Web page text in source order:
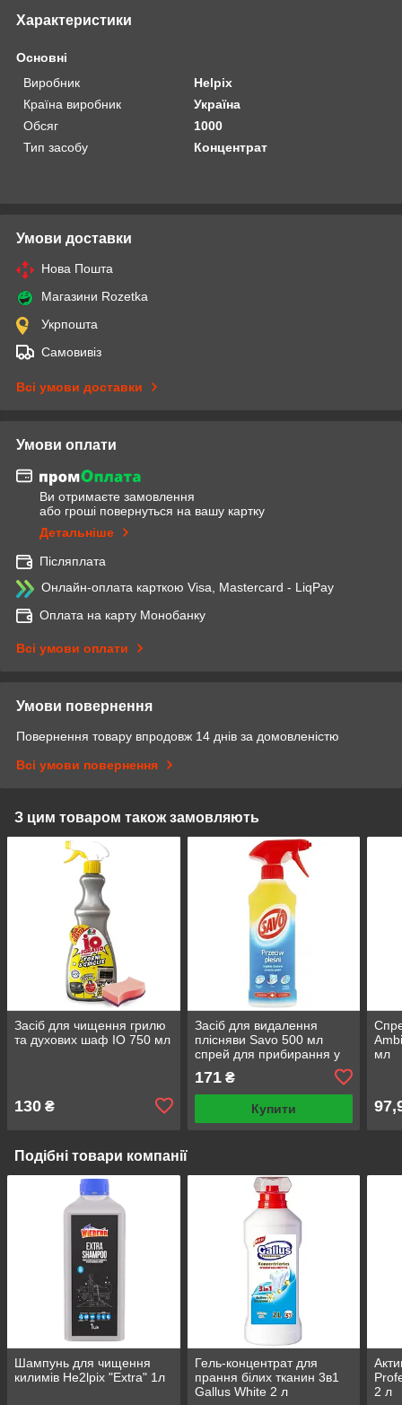
Характеристики
Основні
Виробник
Helpix
Країна виробник
Україна
Обсяг
1000
Тип засобу
Концентрат
Умови доставки
Нова Пошта
Магазини Rozetka
Укрпошта
Самовивіз
Всі умови доставки
Умови оплати
Ви отримаєте замовлення
або гроші повернуться на вашу картку
Детальніше
Післяплата
Онлайн-оплата карткою Visa, Mastercard - LiqPay
Оплата на карту Монобанку
Всі умови оплати
Умови повернення
Повернення товару впродовж 14 днів за домовленістю
Всі умови повернення
З цим товаром також замовляють
Засіб для чищення грилю
та духових шаф IO 750 мл
130 ₴
Засіб для видалення
плісняви Savo 500 мл
спрей для прибирання у
171₴
Купити
мл
Подібні товари компанії
Шампунь для чищення
килимів He2lpix "Extra" 1л
Гель-концентрат для
прання білих тканин 3в1
Gallus White 2 л
2 л